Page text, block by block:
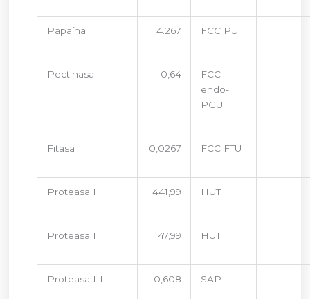
Papaína 4.267 FCC PU
Pectinasa 0,64
FCC
endo-
PGU
Fitasa 0,0267 FCC FTU
Proteasa I 441,99 HUT
Proteasa II 47,99 HUT
Proteasa III 0,608 SAP